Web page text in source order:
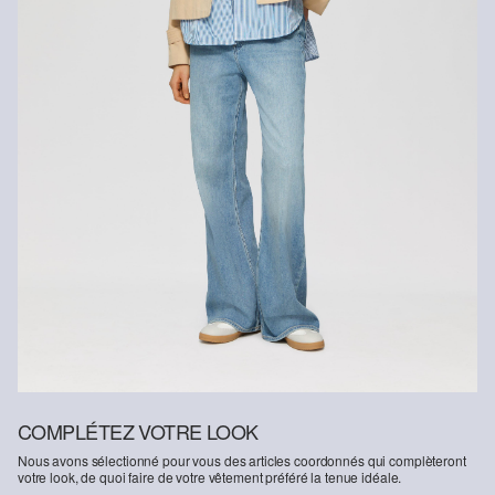
Dans le domaine des fibres certifiées durables, nous nous
engageons à utiliser des fibres naturelles provenant de sources
renouvelables. Leurs matières premières sont cultivées de
manière à économiser les ressources.
En choisissant nos produits en coton, vous soutenez notre
engagement envers la mission de Better Cotton visant à aider les
communautés à survivre et à prospérer, tout en protégeant et en
restaurant l’environnement. Better Cotton soutient les
communautés agricoles sur les plans social, environnemental et
économique en formant les agriculteurs aux méthodes de culture
plus durables. Ce produit est issu d’un système de bilan massique
et peut donc ne pas contenir de coton Better Cotton.
Retrouvez plus d’informations sur nos pages consacrées aux
questions de responsabilité.
COMPLÉTEZ VOTRE LOOK
Nous avons sélectionné pour vous des articles coordonnés qui complèteront
votre look, de quoi faire de votre vêtement préféré la tenue idéale.